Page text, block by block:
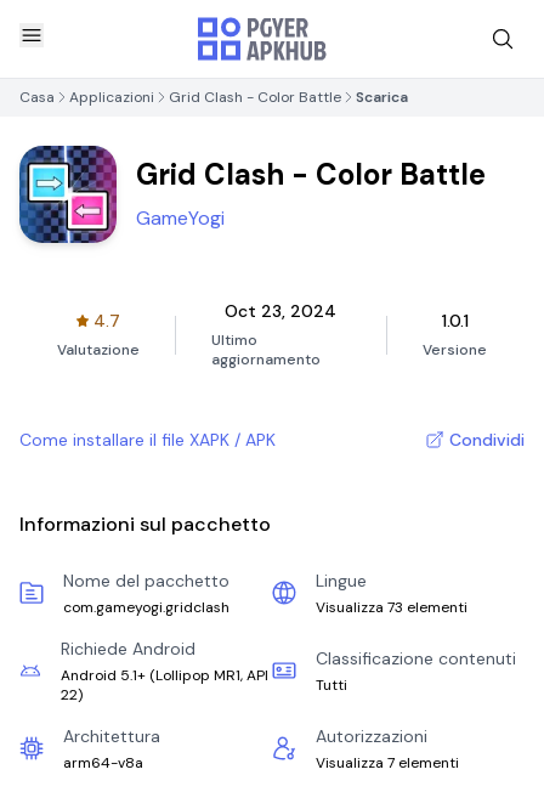
Casa Applicazioni Grid Clash - Color Battle Scarica
Grid Clash - Color Battle
GameYogi
4.7
Valutazione
Oct 23, 2024
Ultimo
aggiornamento
1.0.1
Versione
Come installare il file XAPK / APK Condividi
Informazioni sul pacchetto
Nome del pacchetto
com.gameyogi.gridclash
Lingue
Visualizza 73 elementi
Richiede Android
Android 5.1+ (Lollipop MR1, API
22)
Classificazione contenuti
Tutti
Architettura
arm64-v8a
Autorizzazioni
Visualizza 7 elementi